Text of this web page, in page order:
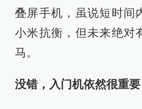
叠屏手机，虽说短时间
小米抗衡，但未来绝对
马。
没错，入门机依然很重要